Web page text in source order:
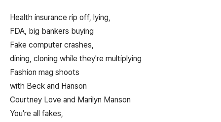
Health insurance rip off, lying,
FDA, big bankers buying
Fake computer crashes,
dining, cloning while they're multiplying
Fashion mag shoots
with Beck and Hanson
Courtney Love and Marilyn Manson
You're all fakes,